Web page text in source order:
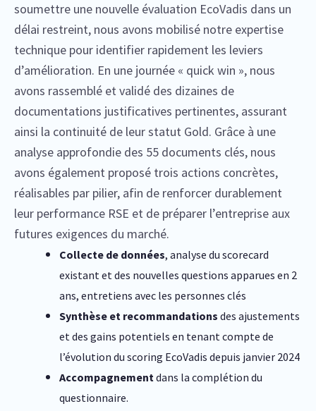
soumettre une nouvelle évaluation EcoVadis dans un
délai restreint, nous avons mobilisé notre expertise
technique pour identifier rapidement les leviers
d’amélioration. En une journée « quick win », nous
avons rassemblé et validé des dizaines de
documentations justificatives pertinentes, assurant
ainsi la continuité de leur statut Gold. Grâce à une
analyse approfondie des 55 documents clés, nous
avons également proposé trois actions concrètes,
réalisables par pilier, afin de renforcer durablement
leur performance RSE et de préparer l’entreprise aux
futures exigences du marché.
Collecte de données, analyse du scorecard
existant et des nouvelles questions apparues en 2
ans, entretiens avec les personnes clés
Synthèse et recommandations des ajustements
et des gains potentiels en tenantcompte de
l’évolution du scoring EcoVadis depuis janvier 2024
Accompagnementdans la complétion du
questionnaire.